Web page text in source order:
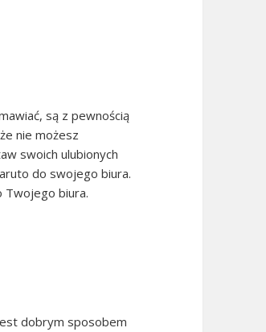
są z pewnością
nie możesz
swoich ulubionych
do swojego biura.
Twojego biura.
dobrym sposobem